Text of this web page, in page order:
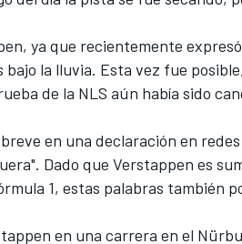
ya que recientemente
la lluvia. Esta vez fue
de la NLS aún había sido
en una declaración en
Dado que Verstappen es
1, estas palabras también
en una carrera en el